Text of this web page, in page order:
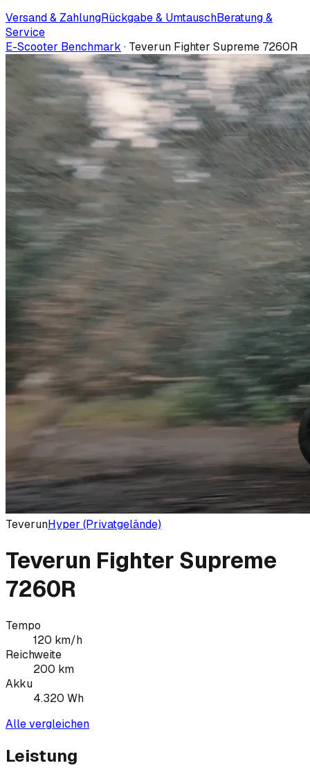
Versand & ZahlungRückgabe & UmtauschBeratung &
Service
E-Scooter Benchmark · Teverun Fighter Supreme 7260R
TeverunHyper (Privatgelände)
Teverun Fighter Supreme
7260R
Tempo
120 km/h
Reichweite
200 km
Akku
4.320 Wh
Alle vergleichen
Leistung